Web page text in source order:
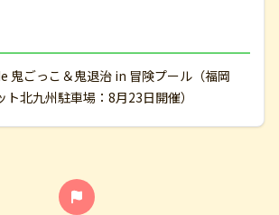
鬼ごっこ＆鬼退治 in 冒険プール（福岡
ト北九州駐車場：8月23日開催）